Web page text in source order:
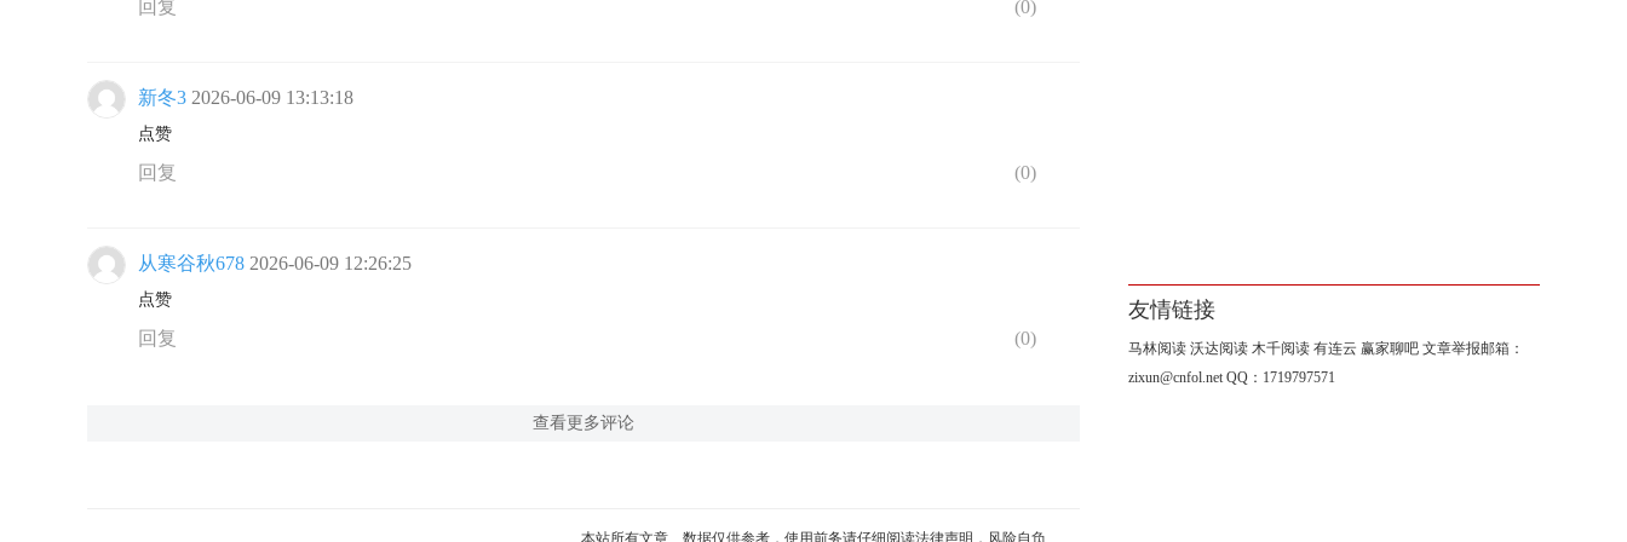
回复 (0)
新冬3 2026-06-09 13:13:18
点赞
回复 (0)
从寒谷秋678 2026-06-09 12:26:25
点赞
回复 (0)
查看更多评论
友情链接
马林阅读 沃达阅读 木千阅读 有连云 赢家聊吧 文章举报邮箱：
zixun@cnfol.net QQ：1719797571
本站所有文章、数据仅供参考，使用前务请仔细阅读法律声明 ，风险自负